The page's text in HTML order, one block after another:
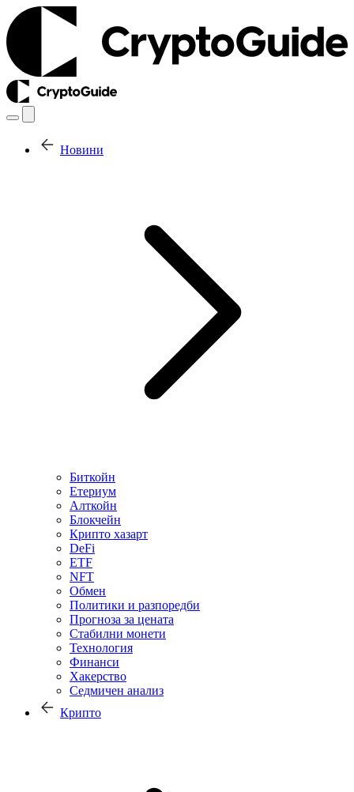
Новини
Биткойн
Етериум
Алткойн
Блокчейн
Крипто хазарт
DeFi
ETF
NFT
Обмен
Политики и разпоредби
Прогноза за цената
Стабилни монети
Технология
Финанси
Хакерство
Седмичен анализ
Крипто